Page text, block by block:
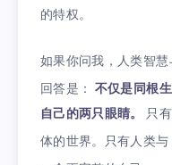
的特权。
如果你问我，人类智慧
回答是： 不仅是同根
自己的两只眼睛。
只
体的世界。只有人类与